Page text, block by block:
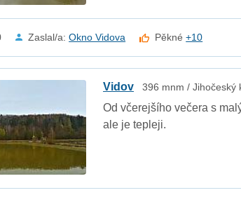
Zaslal/a:Okno Vidova Pěkné+10
Vidov 396 mnm / Jihočeský
Od včerejšího večera s
ale je tepleji.